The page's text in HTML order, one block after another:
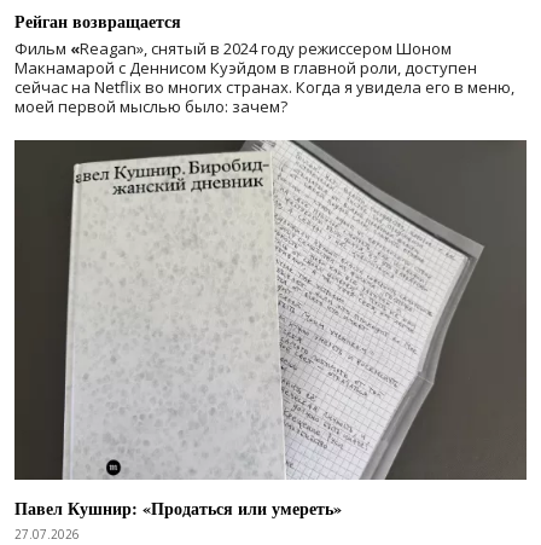
Рейган возвращается
Фильм «Reagan», снятый в 2024 годурежиссером Шоном
Макнамарой с Деннисом Куэйдом в главной роли, доступен
сейчас на Netflix во многих странах. Когда я увидела его в меню,
моей первой мыслью было: зачем?
Павел Кушнир: «Продаться или умереть»
27.07.2026